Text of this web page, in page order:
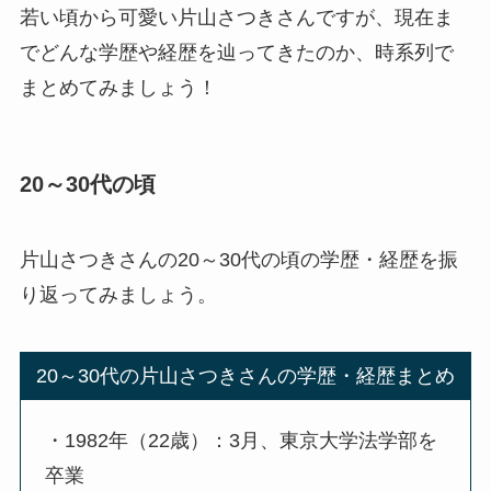
若い頃から可愛い片山さつきさんですが、現在ま
でどんな学歴や経歴を辿ってきたのか、時系列で
まとめてみましょう！
20～30代の頃
片山さつきさんの20～30代の頃の学歴・経歴を振
り返ってみましょう。
20～30代の片山さつきさんの学歴・経歴まとめ
・1982年（22歳）：3月、東京大学法学部を
卒業